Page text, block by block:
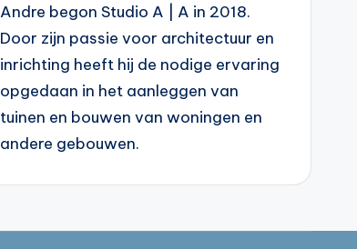
Andre begon Studio A | A in 2018.
Door zijn passie voor architectuur en
inrichting heeft hij de nodige ervaring
opgedaan in het aanleggen van
tuinen en bouwen van woningen en
andere gebouwen.